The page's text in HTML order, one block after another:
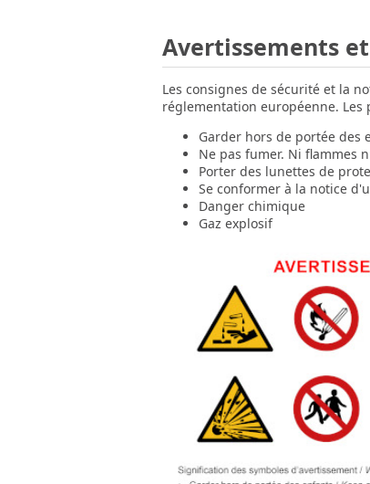
Avertissements
Les consignes de sécurité et la
réglementation européenne. Les
Garder hors de portée des
Ne pas fumer. Ni flammes
Porter des lunettes de
Se conformer à la notice
Danger chimique
Gaz explosif